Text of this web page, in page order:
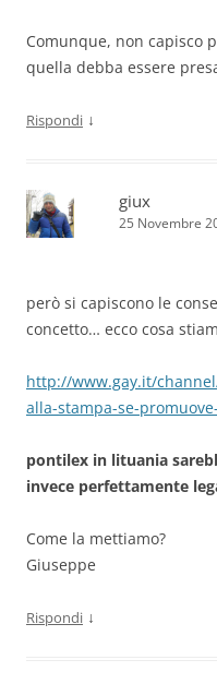
Comunque, non capisco
quella debba essere
Rispondi ↓
giux
25 Novembre
però si capiscono le
concetto… ecco cosa
http://www.gay.it/
alla-stampa-se-
pontilex in lituania
invece perfettamente
Come la mettiamo?
Giuseppe
Rispondi ↓